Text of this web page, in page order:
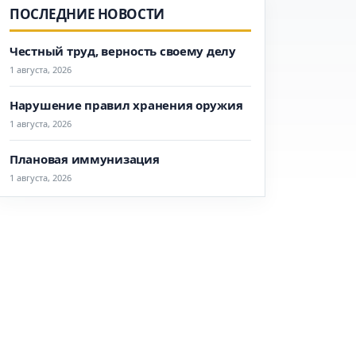
ПОСЛЕДНИЕ НОВОСТИ
Честный труд, верность своему делу
1 августа, 2026
Нарушение правил хранения оружия
1 августа, 2026
Плановая иммунизация
1 августа, 2026